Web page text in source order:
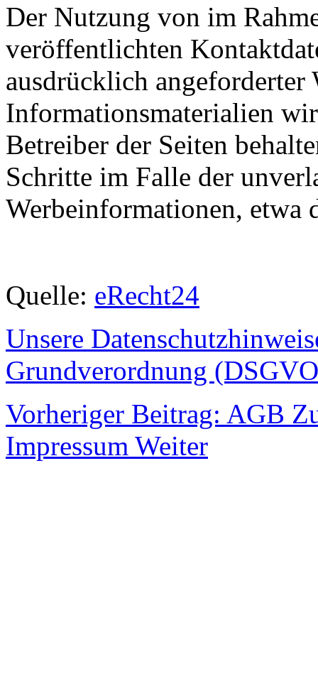
Der Nutzung von im
veröffentlichten
ausdrücklich angeforderter
Informationsmaterialien
Betreiber der Seiten
Schritte im Falle der
Werbeinformationen, etwa
Quelle: eRecht24
Unsere
Grundverordnung
Vorheriger Beitrag: AGB
Impressum Weiter